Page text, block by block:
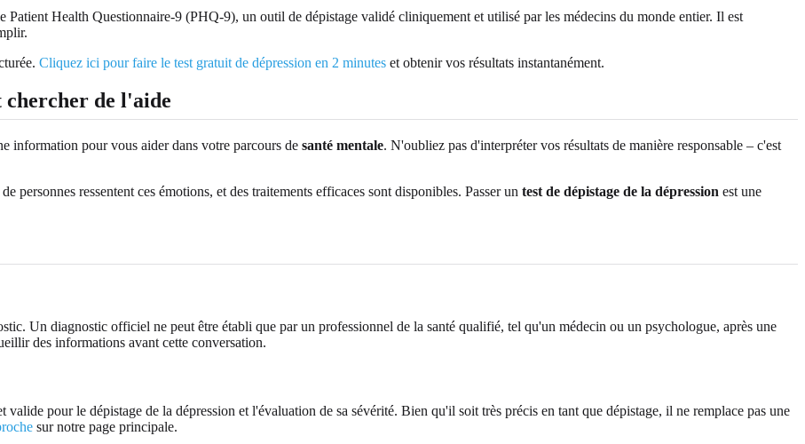
Patient Health Questionnaire-9 (PHQ-9), un outil de dépistage validé cliniquement et utilisé par les médecins du monde entier. Il est
Cliquez ici pour faire le test gratuit de dépression en 2 minutes et obtenir vos résultats instantanément.
de l'aide
information pour vous aider dans votre parcours de santé mentale. N'oubliez pas d'interpréter vos résultats de manière responsable – c'est
personnes ressentent ces émotions, et des traitements efficaces sont disponibles. Passer un test de dépistage de la dépression est une
Un diagnostic officiel ne peut être établi que par un professionnel de la santé qualifié, tel qu'un médecin ou un psychologue, après une
des informations avant cette conversation.
pour le dépistage de la dépression et l'évaluation de sa sévérité. Bien qu'il soit très précis en tant que dépistage, il ne remplace pas une
sur notre page principale.